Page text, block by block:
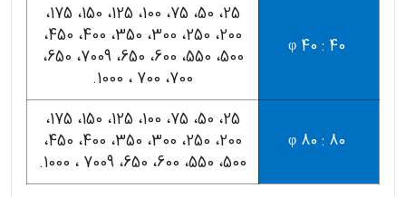
25، 50، 75، 100، 125، 150، 175،
200، 250، 300، 350، 400، 450،
500، 550، 600، 650، 7009، 650،
700، 700 ، 1000.
25، 50، 75، 100، 125، 150، 175،
200، 250، 300، 350، 400، 450،
500، 550، 600، 650، 7009 ، 1000.